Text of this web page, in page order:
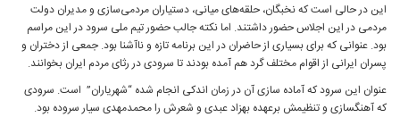
این در حالی است که نخبگان، حلقه‌های میانی، دستیاران مردمی‌سازی و مدیران دولت
مردمی در این اجلاس حضور داشتند. اما نکته جالب حضور تیم ملی سرود در این مراسم
بود. عنوانی که برای بسیاری از حاضران در این برنامه تازه و ناآشنا بود. جمعی از دختران و
پسران ایرانی از اقوام مختلف گرد هم آمده بودند تا سرودی در رثای مردم ایران بخوانند.
عنوان این سرود که آماده‌ سازی آن در زمان اندکی انجام شده “شهریاران” است. سرودی
که آهنگسازی و تنظیمش برعهده بهزاد عبدی و شعرش را محمدمهدی سیار سروده بود.